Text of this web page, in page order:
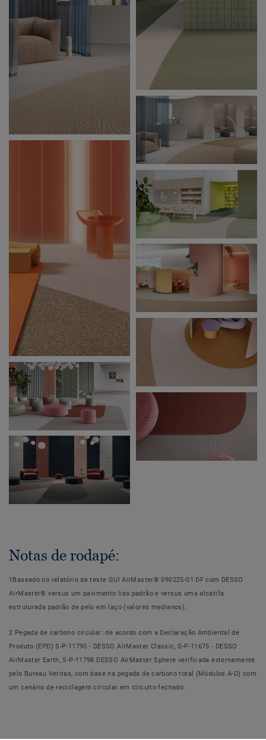
Notas de rodapé:
1Baseado no relatório de teste GUI AirMaster® 090225-01 DF com DESSO
AirMaster® versus um pavimento liso padrão e versus uma alcatifa
estruturada padrão de pelo em laço (valores medianos).
2 Pegada de carbono circular: de acordo com a Declaração Ambiental de
Produto (EPD) S-P-11790 - DESSO AirMaster Classic, S-P-11675 - DESSO
AirMaster Earth, S-P-11798 DESSO AirMaster Sphere verificada externamente
pelo Bureau Veritas, com base na pegada de carbono total (Módulos A-D) com
um cenário de reciclagem circular em circuito fechado.